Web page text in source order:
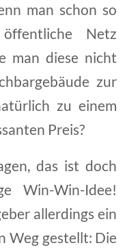
man schon so
Netz
man diese nicht
zur
zu einem
Preis?
das ist doch
Win-Win-Idee!
allerdings ein
Weg gestellt: Die